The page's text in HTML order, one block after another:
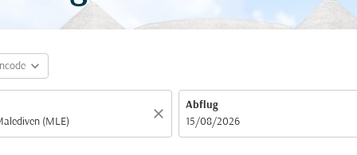
expand_more
close
Abflug
fc-booking-departure-date-aria-label
15/08/2026